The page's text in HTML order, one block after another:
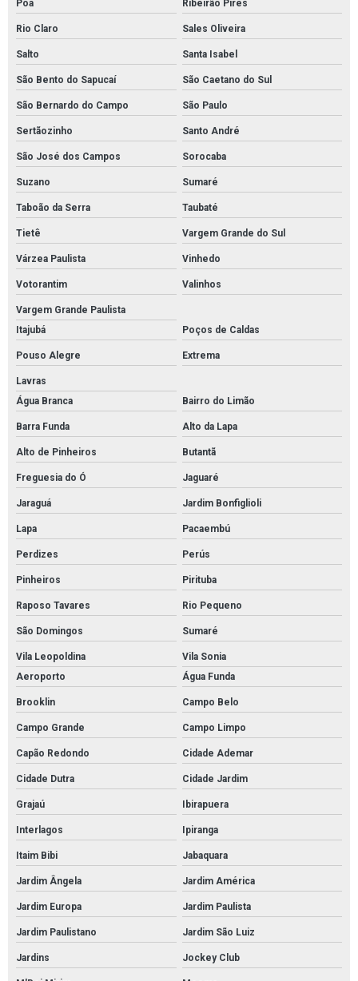
Serviço de pintura de piso industrial
Serviço de pintura de piso industrial em sp
Pintura epoxi para piso industrial em são paulo
Pintura epoxi para piso industrial em sp
Empresa de pintura epoxi para piso industrial
Serviço de pintura epoxi para piso industrial
Serviço de pintura epoxi para piso industrial em sp
Empresa de pintura epóxi industrial em são paulo
Empresa de pintura epóxi industrial em sp
Empresa que faz pintura epóxi autonivelante
Empresa que faz pintura epóxi autonivelante em sp
Serviço de pintura epóxi autonivelante
Serviço de pintura epóxi autonivelante em sp
Pintura epóxi autonivelante em são paulo
Empresa de pintura epóxi autonivelante em são paulo
Pintura de poliuretano autonivelante em sp
Pintura de poliuretano autonivelante em são paulo
Empresa de pintura de poliuretano autonivelante
Serviço de pintura de poliuretano autonivelante
Pintura com tinta pu em sp
Serviço de pintura com tinta de poliuretano
Serviço de pintura com tinta pu
Pintura poliuretano em sp
Pintura poliuretano em são paulo
Serviço de pintura epóxi em são paulo
Serviço de pintura epóxi em sp
Pintura de garagem com epóxi em sp
Pintura de garagem com epóxi em são paulo
Revestimento epóxi em sp
Revestimento epóxi em são paulo
Serviço de revestimento epóxi em são paulo
Poá Ribeirão Pires
Rio Claro Sales Oliveira
Salto Santa Isabel
São Bento do Sapucaí São Caetano do Sul
São Bernardo do Campo São Paulo
Sertãozinho Santo André
São José dos Campos Sorocaba
Suzano Sumaré
Taboão da Serra Taubaté
Tietê Vargem Grande do Sul
Várzea Paulista Vinhedo
Votorantim Valinhos
Vargem Grande Paulista
Itajubá
Poços de Caldas
Pouso Alegre Extrema
Lavras
Água Branca
Bairro do Limão
Barra Funda Alto da Lapa
Alto de Pinheiros Butantã
Freguesia do Ó Jaguaré
Jaraguá Jardim Bonfiglioli
Lapa Pacaembú
Perdizes Perús
Pinheiros Pirituba
Raposo Tavares Rio Pequeno
São Domingos Sumaré
Vila Leopoldina
Vila Sonia
Aeroporto
Água Funda
Brooklin Campo Belo
Campo Grande Campo Limpo
Capão Redondo Cidade Ademar
Cidade Dutra Cidade Jardim
Grajaú Ibirapuera
Interlagos Ipiranga
Itaim Bibi Jabaquara
Jardim Ângela Jardim América
Jardim Europa Jardim Paulista
Jardim Paulistano Jardim São Luiz
Jardins Jockey Club